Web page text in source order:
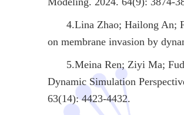
4.Lina Zhao; Hailong An;
on membrane invasion by
5.Meina Ren; Ziyi Ma;
Dynamic Simulation
63(14): 4423-4432.